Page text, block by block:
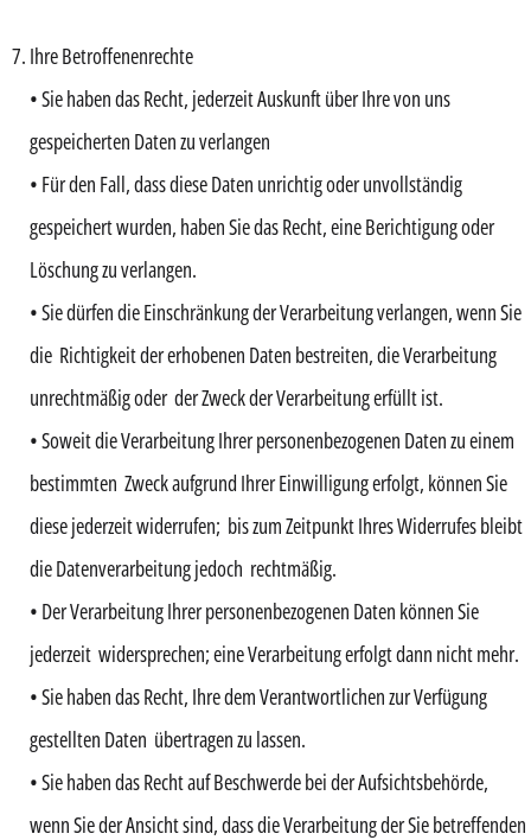
Ihre Betroffenenrechte
• Sie haben das Recht, jederzeit Auskunft über Ihre von uns
gespeicherten Daten zu verlangen
• Für den Fall, dass diese Daten unrichtig oder unvollständig
gespeichert wurden, haben Sie das Recht, eine Berichtigung oder
Löschung zu verlangen.
• Sie dürfen die Einschränkung der Verarbeitung verlangen, wenn Sie
die Richtigkeit der erhobenen Daten bestreiten, die Verarbeitung
unrechtmäßig oder der Zweck der Verarbeitung erfüllt ist.
• Soweit die Verarbeitung Ihrer personenbezogenen Daten zu einem
bestimmten Zweck aufgrund Ihrer Einwilligung erfolgt, können Sie
diese jederzeit widerrufen; bis zum Zeitpunkt Ihres Widerrufes bleibt
die Datenverarbeitung jedoch rechtmäßig.
• Der Verarbeitung Ihrer personenbezogenen Daten können Sie
jederzeit widersprechen; eine Verarbeitung erfolgt dann nicht mehr.
• Sie haben das Recht, Ihre dem Verantwortlichen zur Verfügung
gestellten Daten übertragen zu lassen.
• Sie haben das Recht auf Beschwerde bei der Aufsichtsbehörde,
wenn Sie der Ansicht sind, dass die Verarbeitung der Sie betreffenden